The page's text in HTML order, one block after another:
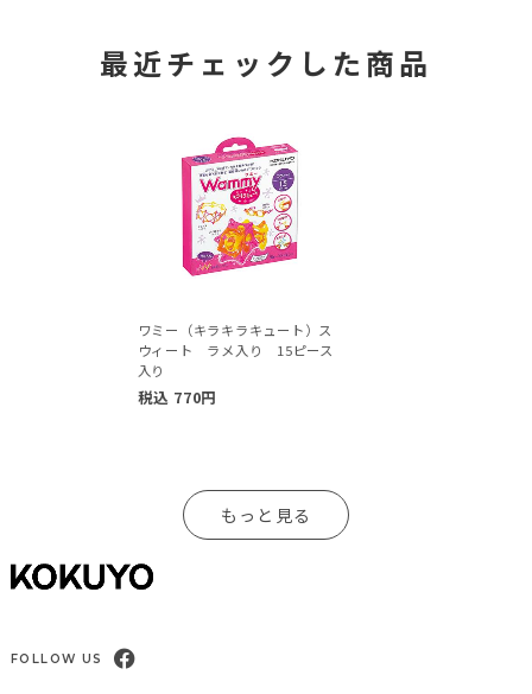
最近チェックした商品
ワミー（キラキラキュート）ス
ウィート ラメ入り 15ピース
入り
税込 770円
もっと見る
FOLLOW US